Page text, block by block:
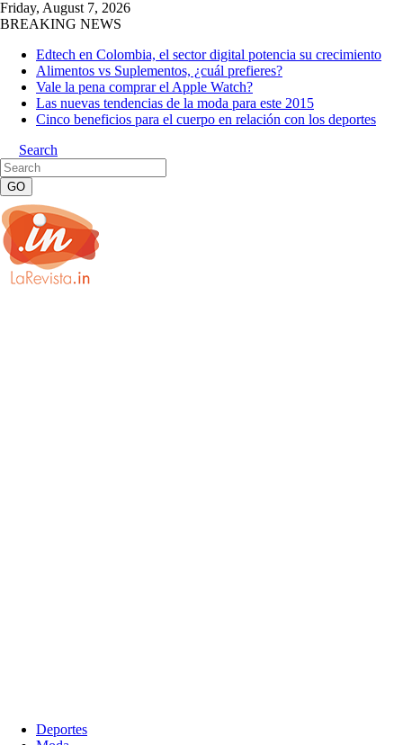
Friday, August 7, 2026
BREAKING NEWS
Edtech en Colombia, el sector digital potencia su crecimiento
Alimentos vs Suplementos, ¿cuál prefieres?
Vale la pena comprar el Apple Watch?
Las nuevas tendencias de la moda para este 2015
Cinco beneficios para el cuerpo en relación con los deportes
Search
Deportes